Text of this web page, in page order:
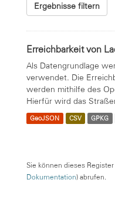
Ergebnisse filtern
Erreichbarkeit von
Als Datengrundlage
verwendet. Die
werden mithilfe des
Hierfür wird das
GeoJSON CSV GPKG
Sie können dieses
Dokumentation) abrufen.